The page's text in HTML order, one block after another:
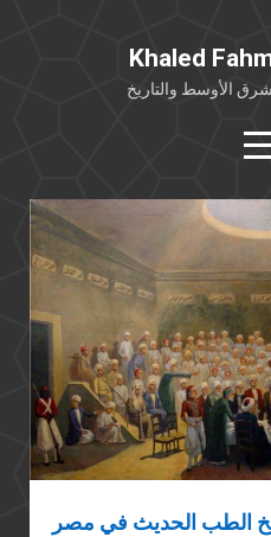
الأوسط والتاريخ
شخصية
صحافية
فيسبوك
الإعلام
الطب الحديث في مصر